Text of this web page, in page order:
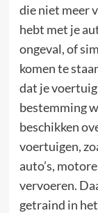
die niet meer
hebt met je
ongeval, of
komen te
dat je
bestemming
beschikken
voertuigen,
auto’s,
vervoeren.
getraind in